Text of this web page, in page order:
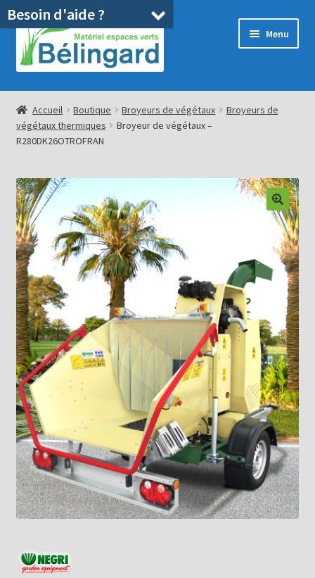
Aller
la
Aller
au
contenu
Menu
Accueil
Boutique
Pièces détachées/SAV
Ouvrir
le
menu
enfant
Occasions
Blog
Accueil Boutique Broyeurs de végétaux
Broyeurs de
végétaux thermiques
Broyeur de végétaux –
R280DK26OTROFRAN
Besoin d'aide ?